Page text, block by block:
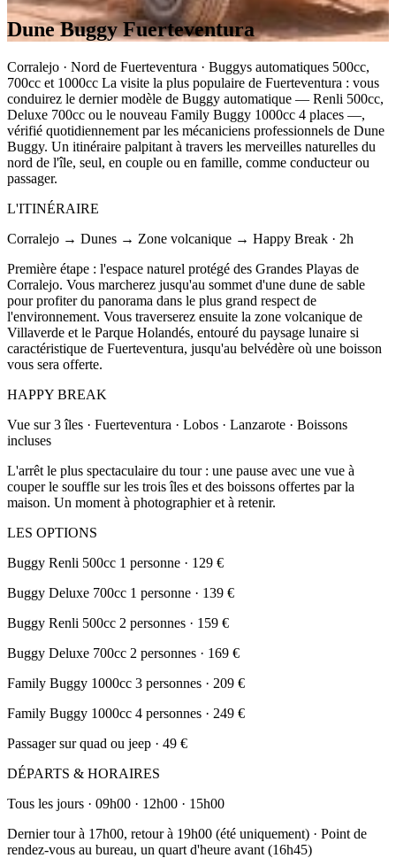
Dune Buggy Fuerteventura
Corralejo · Nord de Fuerteventura · Buggys automatiques 500cc,
700cc et 1000cc La visite la plus populaire de Fuerteventura : vous
conduirez le dernier modèle de Buggy automatique — Renli 500cc,
Deluxe 700cc ou le nouveau Family Buggy 1000cc 4 places —,
vérifié quotidiennement par les mécaniciens professionnels de Dune
Buggy. Un itinéraire palpitant à travers les merveilles naturelles du
nord de l'île, seul, en couple ou en famille, comme conducteur ou
passager.
L'ITINÉRAIRE
Corralejo → Dunes → Zone volcanique → Happy Break · 2h
Première étape : l'espace naturel protégé des Grandes Playas de
Corralejo. Vous marcherez jusqu'au sommet d'une dune de sable
pour profiter du panorama dans le plus grand respect de
l'environnement. Vous traverserez ensuite la zone volcanique de
Villaverde et le Parque Holandés, entouré du paysage lunaire si
caractéristique de Fuerteventura, jusqu'au belvédère où une boisson
vous sera offerte.
HAPPY BREAK
Vue sur 3 îles · Fuerteventura · Lobos · Lanzarote · Boissons
incluses
L'arrêt le plus spectaculaire du tour : une pause avec une vue à
couper le souffle sur les trois îles et des boissons offertes par la
maison. Un moment à photographier et à retenir.
LES OPTIONS
Buggy Renli 500cc 1 personne · 129 €
Buggy Deluxe 700cc 1 personne · 139 €
Buggy Renli 500cc 2 personnes · 159 €
Buggy Deluxe 700cc 2 personnes · 169 €
Family Buggy 1000cc 3 personnes · 209 €
Family Buggy 1000cc 4 personnes · 249 €
Passager sur quad ou jeep · 49 €
DÉPARTS & HORAIRES
Tous les jours · 09h00 · 12h00 · 15h00
Dernier tour à 17h00, retour à 19h00 (été uniquement) · Point de
rendez-vous au bureau, un quart d'heure avant (16h45)